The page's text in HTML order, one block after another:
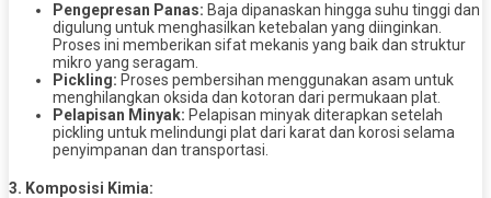
Pengepresan Panas: Baja dipanaskan hingga suhu tinggi dan
digulung untuk menghasilkan ketebalan yang diinginkan.
Proses ini memberikan sifat mekanis yang baik dan struktur
mikro yang seragam.
Pickling: Proses pembersihan menggunakan asam untuk
menghilangkan oksida dan kotoran dari permukaan plat.
Pelapisan Minyak: Pelapisan minyak diterapkan setelah
pickling untuk melindungi plat dari karat dan korosi selama
penyimpanan dan transportasi.
3. Komposisi Kimia: